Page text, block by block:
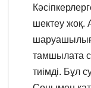
шектеу жоқ.
тамшылата
тиімді. Бұл